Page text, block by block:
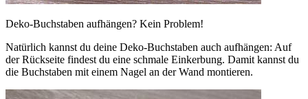
Deko-Buchstaben aufhängen? Kein Problem!
Natürlich kannst du deine Deko-Buchstaben auch aufhängen: Auf
der Rückseite findest du eine schmale Einkerbung. Damit kannst du
die Buchstaben mit einem Nagel an der Wand montieren.